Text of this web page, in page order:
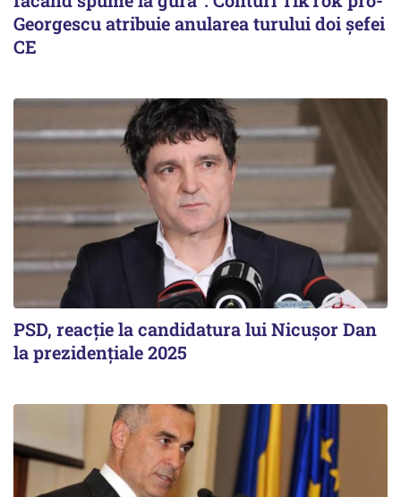
Georgescu atribuie anularea turului doi șefei
CE
PSD, reacție la candidatura lui Nicușor Dan
la prezidențiale 2025